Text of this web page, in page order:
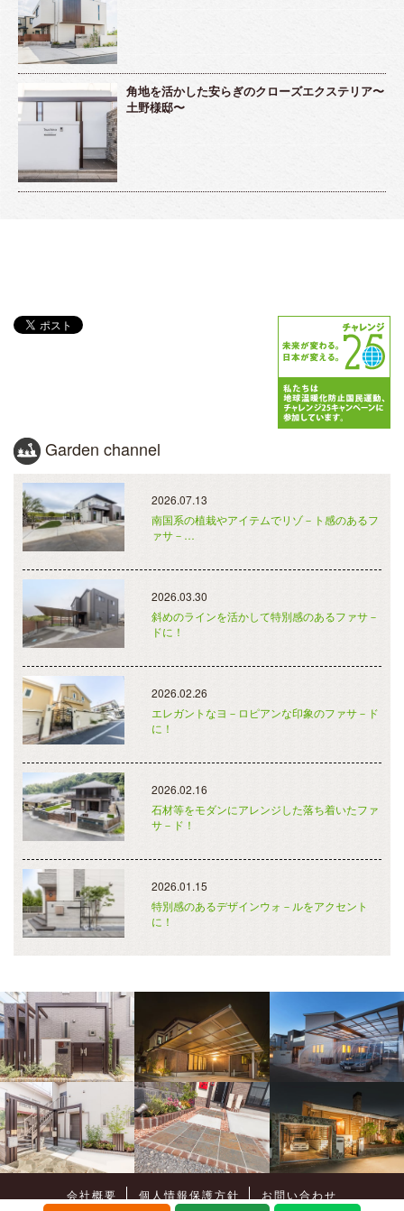
角地を活かした安らぎのクローズエクステリア〜
土野様邸〜
Garden channel
2026.07.13
南国系の植栽やアイテムでリゾ－ト感のあるフ
ァサ－…
2026.03.30
斜めのラインを活かして特別感のあるファサ－
ドに！
2026.02.26
エレガントなヨ－ロピアンな印象のファサ－ド
に！
2026.02.16
石材等をモダンにアレンジした落ち着いたファ
サ－ド！
2026.01.15
特別感のあるデザインウォ－ルをアクセント
に！
会社概要 個人情報保護方針
お問い合わせ